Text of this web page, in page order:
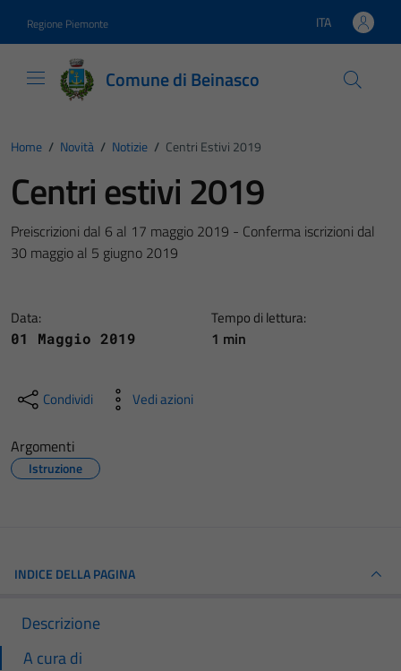
Regione Piemonte Lingua attiva:
ITA
Comune di Beinasco
Home / Novità / Notizie / Centri Estivi 2019
Centri estivi 2019
Preiscrizioni dal 6 al 17 maggio 2019 - Conferma iscrizioni dal
30 maggio al 5 giugno 2019
Data:
01 Maggio 2019
Tempo di lettura:
1 min
Condividi Vedi azioni
Argomenti
Istruzione
INDICE DELLA PAGINA
Descrizione
A cura di